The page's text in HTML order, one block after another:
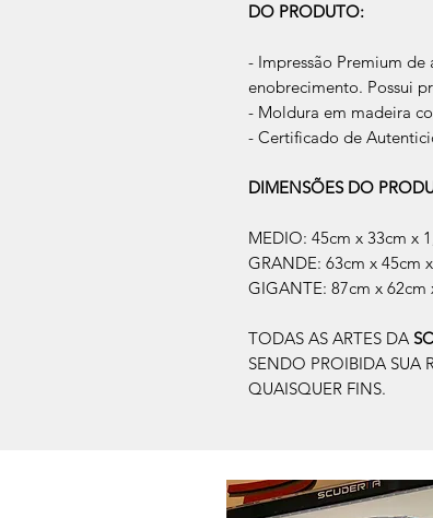
DO PRODUTO:
- Impressão Premium de
enobrecimento. Possui
- Moldura em madeira
- Certificado de
DIMENSÕES DO
MEDIO: 45cm x 33cm x
GRANDE: 63cm x 45cm
GIGANTE: 87cm x 62cm
TODAS AS ARTES DA
SENDO PROIBIDA SUA
QUAISQUER FINS.